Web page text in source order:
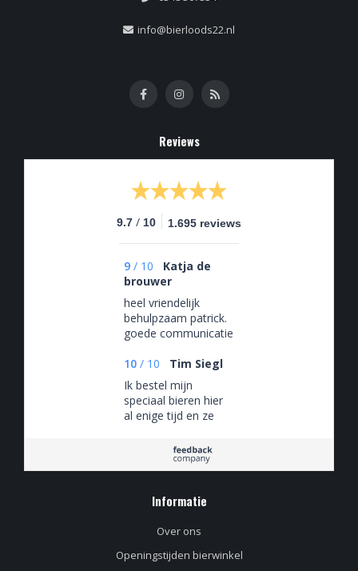
info@bierloods22.nl
Reviews
9.7 / 10 1.695 reviews
9 / 10
Katja de
brouwer
heel vriendelijk
behulpzaam patrick.
goede communicatie
10 / 10
Tim Siegl
Ik bestel mijn
speciaal bieren hier
al enige tijd en ze
Altijd super kwaliteit
en top levering. Ik
kan iedereen
aanbevelen.
Informatie
Over ons
Openingstijden bierwinkel